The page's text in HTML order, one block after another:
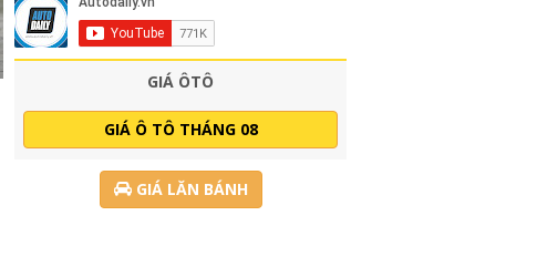
GIÁ ÔTÔ
GIÁ Ô TÔ THÁNG 08
GIÁ LĂN BÁNH